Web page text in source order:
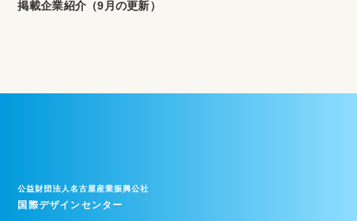
掲載企業紹介（9月の更新）
公益財団法人名古屋産業振興公社
国際デザインセンター